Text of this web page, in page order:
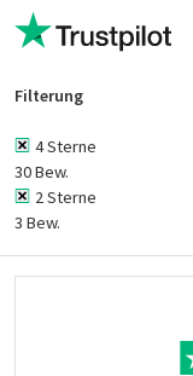
Filterung
4 Sterne
30 Bew.
2 Sterne
3 Bew.